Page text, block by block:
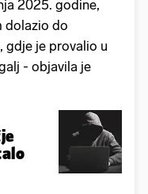
2025. godine,
dolazio do
gdje je provalio u
- objavila je